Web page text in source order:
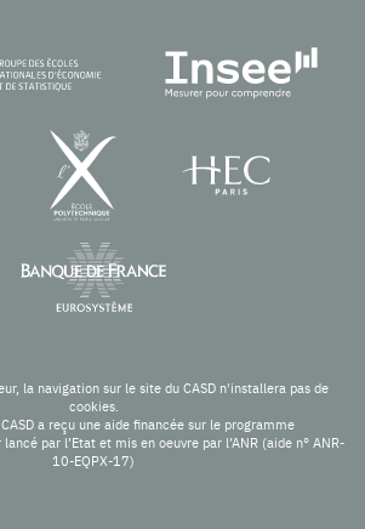
la navigation sur le site du CASD n'installera pas de
cookies.
a reçu une aide financée sur le programme
lancé par l’Etat et mis en oeuvre par l’ANR (aide n° ANR-
10-EQPX-17)